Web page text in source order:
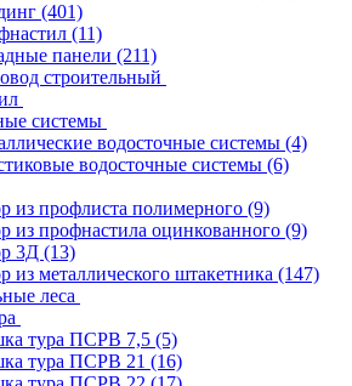
(401)
(11)
панели (211)
строительный
системы
водосточные системы (4)
водосточные системы (6)
из профлиста полимерного (9)
из профнастила оцинкованного (9)
3Д (13)
из металлического штакетника (147)
леса
тура ПСРВ 7,5 (5)
тура ПСРВ 21 (16)